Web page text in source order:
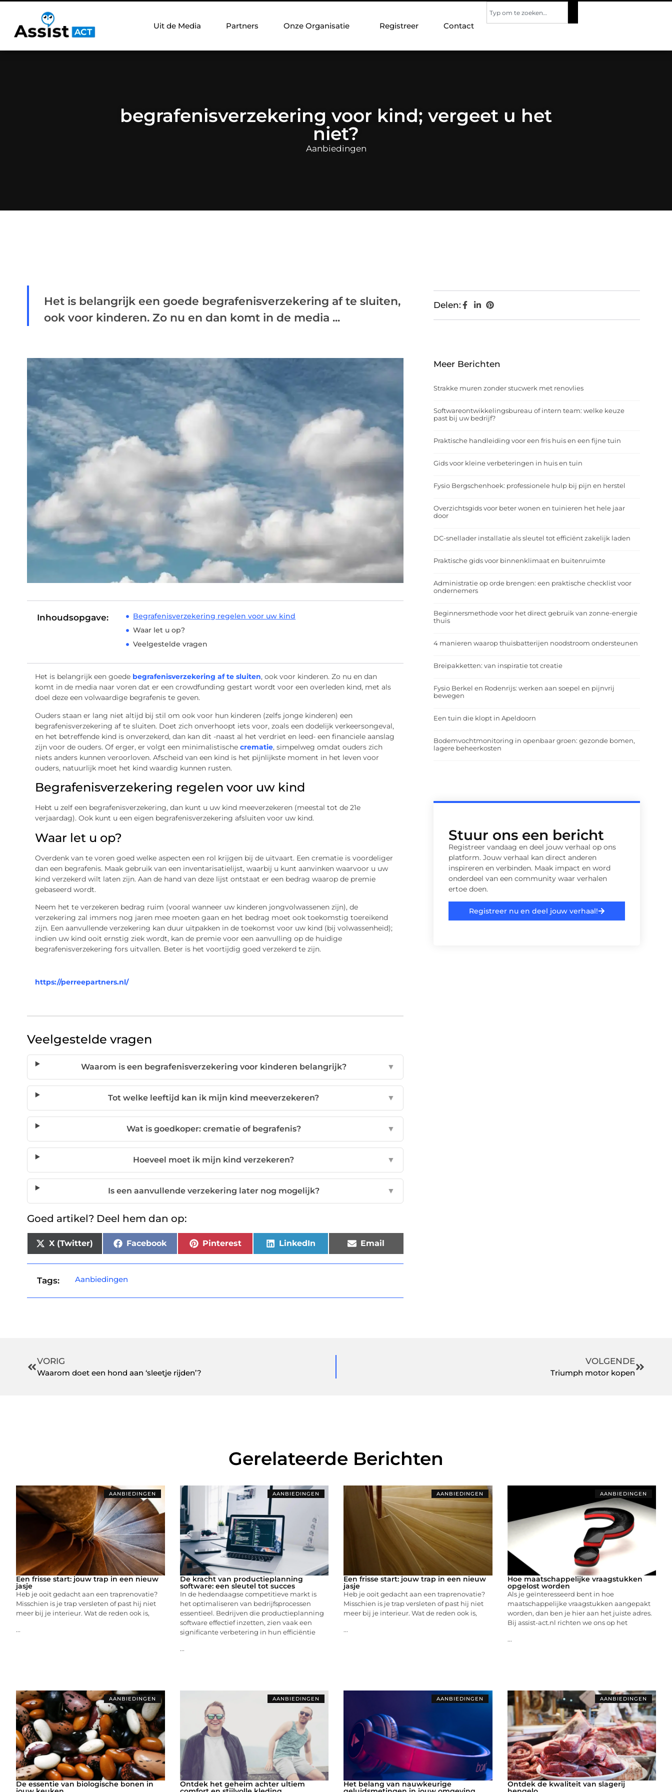
Uit de Media Partners Onze Organisatie Registreer Contact
begrafenisverzekering voor kind; vergeet u het
niet?
Aanbiedingen
Het is belangrijk een goede begrafenisverzekering af te sluiten,
ook voor kinderen. Zo nu en dan komt in de media ...
Inhoudsopgave:
Begrafenisverzekering regelen voor uw kind
Waar let u op?
Veelgestelde vragen
Het is belangrijk een goede begrafenisverzekering af te sluiten, ook voor kinderen. Zo nu en dan
komt in de media naar voren dat er een crowdfunding gestart wordt voor een overleden kind, met als
doel deze een volwaardige begrafenis te geven.
Ouders staan er lang niet altijd bij stil om ook voor hun kinderen (zelfs jonge kinderen) een
begrafenisverzekering af te sluiten. Doet zich onverhoopt iets voor, zoals een dodelijk verkeersongeval,
en het betreffende kind is onverzekerd, dan kan dit -naast al het verdriet en leed- een financiele aanslag
zijn voor de ouders. Of erger, er volgt een minimalistische crematie, simpelweg omdat ouders zich
niets anders kunnen veroorloven. Afscheid van een kind is het pijnlijkste moment in het leven voor
ouders, natuurlijk moet het kind waardig kunnen rusten.
Begrafenisverzekering regelen voor uw kind
Hebt u zelf een begrafenisverzekering, dan kunt u uw kind meeverzekeren (meestal tot de 21e
verjaardag). Ook kunt u een eigen begrafenisverzekering afsluiten voor uw kind.
Waar let u op?
Overdenk van te voren goed welke aspecten een rol krijgen bij de uitvaart. Een crematie is voordeliger
dan een begrafenis. Maak gebruik van een inventarisatielijst, waarbij u kunt aanvinken waarvoor u uw
kind verzekerd wilt laten zijn. Aan de hand van deze lijst ontstaat er een bedrag waarop de premie
gebaseerd wordt.
Neem het te verzekeren bedrag ruim (vooral wanneer uw kinderen jongvolwassenen zijn), de
verzekering zal immers nog jaren mee moeten gaan en het bedrag moet ook toekomstig toereikend
zijn. Een aanvullende verzekering kan duur uitpakken in de toekomst voor uw kind (bij volwassenheid);
indien uw kind ooit ernstig ziek wordt, kan de premie voor een aanvulling op de huidige
begrafenisverzekering fors uitvallen. Beter is het voortijdig goed verzekerd te zijn.
https://perreepartners.nl/
Veelgestelde vragen
Waarom is een begrafenisverzekering voor kinderen belangrijk? ▼
Tot welke leeftijd kan ik mijn kind meeverzekeren? ▼
Wat is goedkoper: crematie of begrafenis? ▼
Hoeveel moet ik mijn kind verzekeren? ▼
Is een aanvullende verzekering later nog mogelijk? ▼
Goed artikel? Deel hem dan op:
X (Twitter) Facebook Pinterest LinkedIn Email
Tags: Aanbiedingen
Delen:
Meer Berichten
Strakke muren zonder stucwerk met renovlies
Softwareontwikkelingsbureau of intern team: welke keuze
past bij uw bedrijf?
Praktische handleiding voor een fris huis en een fijne tuin
Gids voor kleine verbeteringen in huis en tuin
Fysio Bergschenhoek: professionele hulp bij pijn en herstel
Overzichtsgids voor beter wonen en tuinieren het hele jaar
door
DC-snellader installatie als sleutel tot efficiënt zakelijk laden
Praktische gids voor binnenklimaat en buitenruimte
Administratie op orde brengen: een praktische checklist voor
ondernemers
Beginnersmethode voor het direct gebruik van zonne-energie
thuis
4 manieren waarop thuisbatterijen noodstroom ondersteunen
Breipakketten: van inspiratie tot creatie
Fysio Berkel en Rodenrijs: werken aan soepel en pijnvrij
bewegen
Een tuin die klopt in Apeldoorn
Bodemvochtmonitoring in openbaar groen: gezonde bomen,
lagere beheerkosten
Stuur ons een bericht
Registreer vandaag en deel jouw verhaal op ons
platform. Jouw verhaal kan direct anderen
inspireren en verbinden. Maak impact en word
onderdeel van een community waar verhalen
ertoe doen.
Registreer nu en deel jouw verhaal!
VORIG
Waarom doet een hond aan ‘sleetje rijden’?
VOLGENDE
Triumph motor kopen
Gerelateerde Berichten
AANBIEDINGEN
Een frisse start: jouw trap in een nieuw
jasje
Heb je ooit gedacht aan een traprenovatie?
Misschien is je trap versleten of past hij niet
meer bij je interieur. Wat de reden ook is,
...
AANBIEDINGEN
De kracht van productieplanning
software: een sleutel tot succes
In de hedendaagse competitieve markt is
het optimaliseren van bedrijfsprocessen
essentieel. Bedrijven die productieplanning
software effectief inzetten, zien vaak een
significante verbetering in hun efficiëntie
...
AANBIEDINGEN
Een frisse start: jouw trap in een nieuw
jasje
Heb je ooit gedacht aan een traprenovatie?
Misschien is je trap versleten of past hij niet
meer bij je interieur. Wat de reden ook is,
...
AANBIEDINGEN
Hoe maatschappelijke vraagstukken
opgelost worden
Als je geïnteresseerd bent in hoe
maatschappelijke vraagstukken aangepakt
worden, dan ben je hier aan het juiste adres.
Bij assist-act.nl richten we ons op het
...
AANBIEDINGEN
De essentie van biologische bonen in
AANBIEDINGEN
Ontdek het geheim achter ultiem
AANBIEDINGEN
Het belang van nauwkeurige
AANBIEDINGEN
Ontdek de kwaliteit van slagerij